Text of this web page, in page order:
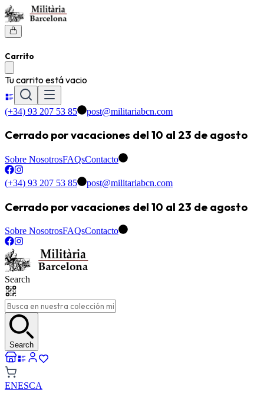
Carrito
Tu carrito está vacio
(+34) 93 207 53 85 post@militariabcn.com
Cerrado por vacaciones del 10 al 23 de agosto
Sobre NosotrosFAQsContacto
(+34) 93 207 53 85 post@militariabcn.com
Cerrado por vacaciones del 10 al 23 de agosto
Sobre NosotrosFAQsContacto
Search
Search
ENESCA